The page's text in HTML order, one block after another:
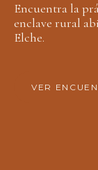
Encuentra la
enclave rural
Elche.
VER